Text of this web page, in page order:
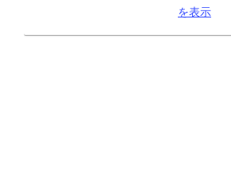
を表示